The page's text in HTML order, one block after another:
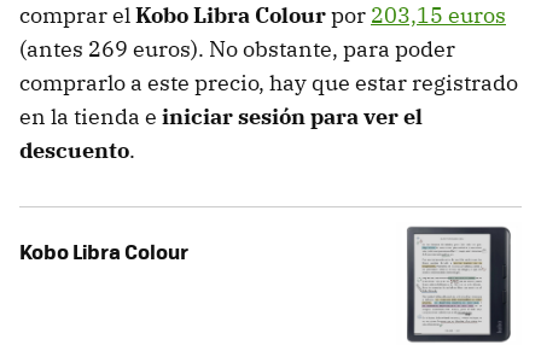
comprar elKobo Libra Colourpor 203,15 euros
(antes 269 euros). No obstante, para poder
comprarlo a este precio, hay que estar registrado
en la tienda e iniciar sesión para ver el
descuento.
Kobo Libra Colour